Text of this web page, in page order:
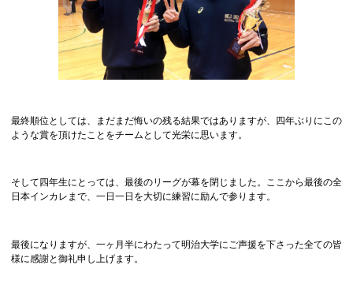
最終順位としては、まだまだ悔いの残る結果ではありますが、四年ぶりにこの
ような賞を頂けたことをチームとして光栄に思います。
そして四年生にとっては、最後のリーグが幕を閉じました。ここから最後の全
日本インカレまで、一日一日を大切に練習に励んで参ります。
最後になりますが、一ヶ月半にわたって明治大学にご声援を下さった全ての皆
様に感謝と御礼申し上げます。